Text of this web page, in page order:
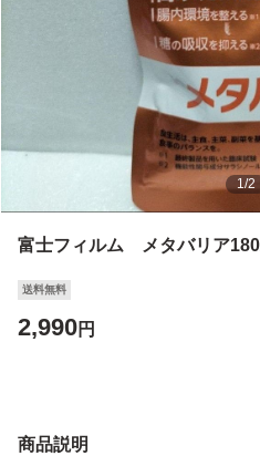
1/2
富士フィルム メタバリア
送料無料
2,990円
商品説明